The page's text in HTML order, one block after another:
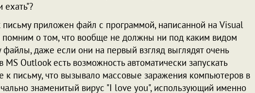
приложен файл с программой, написанной на Visual
помним о том, что вообще не должны ни под каким видом
даже если они на первый взгляд выглядят очень
Outlook есть возможность автоматически запускать
письму, что вызывало массовые заражения компьютеров в
знаменитый вирус "I love you", использующий именно